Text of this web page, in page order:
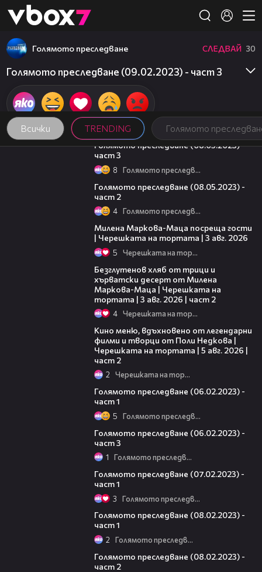
👾
Всички TRENDING Голямото
Голямото преследване СЛЕДВАЙ 30
Голямото преследване (09.02.2023) - част 3
09:13
Голямото преследване (08.05.2023) -
част 3
8 Голямото преследване
Голямото преследване (08.05.2023) -
част 2
4 Голямото преследване
Милена Маркова-Маца посреща гости
| Черешката на тортата | 3 авг. 2026
5 Черешката на тортата
Безглутенов хляб от трици и
хърватски десерт от Милена
Маркова-Маца | Черешката на
тортата | 3 авг. 2026 | част 2
4 Черешката на тортата
Кино меню, вдъхновено от легендарни
филми и творци от Поли Недкова |
Черешката на тортата | 5 авг. 2026 |
част 2
2 Черешката на тортата
Голямото преследване (06.02.2023) -
част 1
5 Голямото преследване
Голямото преследване (06.02.2023) -
част 3
1 Голямото преследване
Голямото преследване (07.02.2023) -
част 1
3 Голямото преследване
Голямото преследване (08.02.2023) -
част 1
2 Голямото преследване
Голямото преследване (08.02.2023) -
част 2